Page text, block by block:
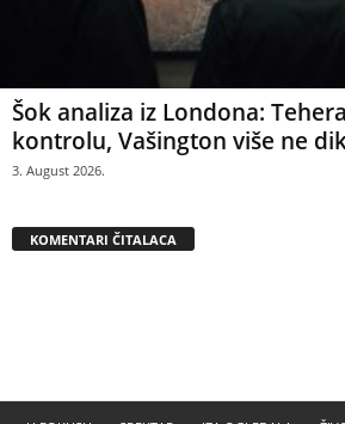
Šok analiza iz Londona:
kontrolu, Vašington više ne
3. August 2026.
KOMENTARI ČITALACA